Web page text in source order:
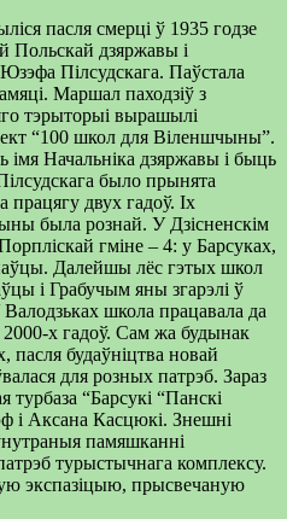
пасля смерці ў 1935 годзе
Польскай дзяржавы і
Юзэфа Пілсудскага. Паўстала
Маршал паходзіў з
тэрыторыі вырашылі
“100 школ для Віленшчыны”.
імя Начальніка дзяржавы і быць
было прынята
двух гадоў. Іх
была рознай. У Дзісненскім
гміне – 4: у Барсуках,
Далейшы лёс гэтых школ
і Грабучым яны згарэлі ў
школа працавала да
2000-х гадоў. Сам жа будынак
пасля будаўніцтва новай
для розных патрэб. Зараз
“Барсукі “Панскі
і Аксана Касцюкі. Знешні
памяшканні
турыстычнага комплексу.
экспазіцыю, прысвечаную